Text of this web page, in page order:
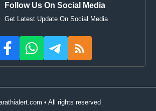
Follow Us On Social Media
Get Latest Update On Social Media
• All rights reserved